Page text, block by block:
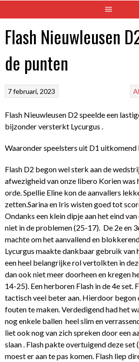
Flash Nieuwleusen
de punten
7 februari, 2023
Flash Nieuwleusen D2 speelde een
bijzonder versterkt Lycurgus .
Waaronder speelsters uit D1 uitkomend
Flash D2 begon wel sterk aan de
afwezigheid van onze libero Korien was
orde. Spellie Eline kon de aanvallers
zetten.Sarina en Iris wisten goed tot
Ondanks een klein dipje aan het eind
niet in de problemen (25-17). De 2een 3
machte om het aanvallend en
Lycurgus maakte dankbaar gebruik van
een heel belangrijke rol vertolkten in
dan ook niet meer doorheen en kregen
14-25). Een herboren Flash in de 4eset.
tactisch veel beter aan. Hierdoor begon
fouten te maken. Verdedigend had het
nog enkele ballen heel slim en
liet ook nog van zich spreken door een
slaan . Flash pakte overtuigend deze set
moest er aan te pas komen. Flash liep